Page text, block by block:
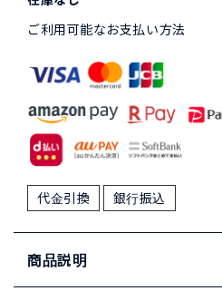
ご利用可能なお支払い方法
代金引換 銀行振込
商品説明